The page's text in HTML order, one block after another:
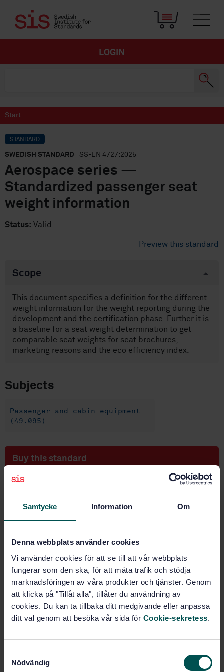
Samtycke Information Om
Denna webbplats använder cookies
Vi använder cookies för att se till att vår webbplats
fungerar som den ska, för att mäta trafik och stödja
marknadsföringen av våra produkter och tjänster. Genom
att klicka på "Tillåt alla", tillåter du användning av
cookies. Du kan ta tillbaka ditt medgivande eller anpassa
ditt val genom att besöka vår sida för Cookie-sekretess.
Nödvändig
LOGIN
Start
STANDARD
SWEDISH STANDARD · SS-EN 4727:2025
Aerospace series —
Standardized passenger seat
weight information
Status: Valid
Preview this standard
Scope
This document specifies a definition for the different
weight information for the weight reporting during the
development and the certification phase. Further it is
a baseline for a seat weight determination to get
comparable seat weights for seat brochures,
marketing reasons and the eco efficiency index.
Subjects
Passenger and cabin equipment
(49.095)
Buy this standard
STANDARD
Aerospace series — Standardized passenger seat
weight information
Subscribe on standards - Read more
Price:943 SEK
PDF
Add to cart
Show more